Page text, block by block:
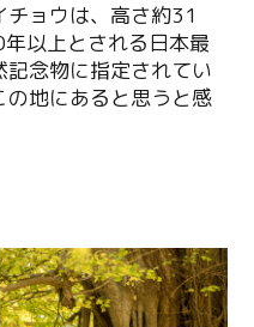
ョウは、高さ約31
以上とされる日本最
念物に指定されてい
の地にあると思うと感